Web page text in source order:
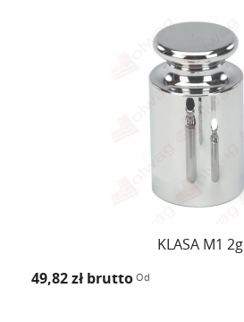
KLASA M1 2g
49,82 zł brutto Od